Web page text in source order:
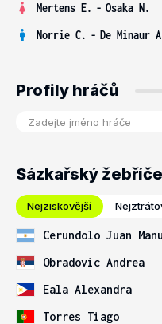
Mertens E. - Osaka N.
Norrie C. - De Minaur
Profily hráčů
Sázkařský
Nejziskovější
Cerundolo Juan
Obradovic Andrea
Eala Alexandra
Torres Tiago